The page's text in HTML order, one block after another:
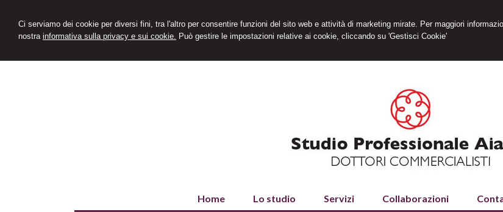
Ci serviamo dei cookie per diversi fini, tra l'altro per consentire funzioni del sito web e attività di marketing mirate. Per maggiori
nostra informativa sulla privacy e sui cookie. Può gestire le impostazioni relative ai cookie, cliccando su 'Gestisci Cookie'
Home Lo studio Servizi Collaborazioni